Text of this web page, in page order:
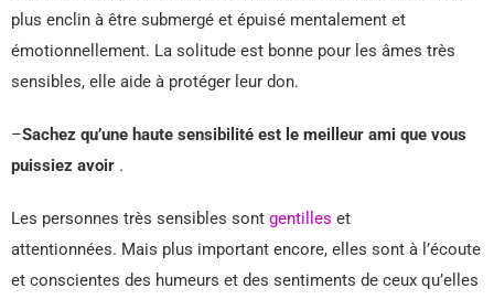
plus enclin à être submergé et épuisé mentalement et
émotionnellement. La solitude est bonne pour les âmes très
sensibles, elle aide à protéger leur don.
–Sachez qu’une haute sensibilité est le meilleur ami que vous
puissiez avoir .
Les personnes très sensibles sont gentilles et
attentionnées. Mais plus important encore, elles sont à l’écoute
et conscientes des humeurs et des sentiments de ceux qu’elles